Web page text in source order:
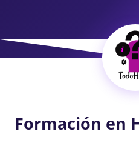
Formación en